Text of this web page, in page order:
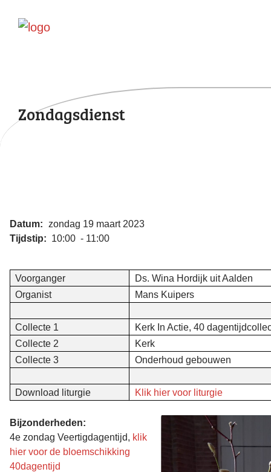
Zondagsdienst
Datum: zondag 19 maart 2023
Tijdstip: 10:00 - 11:00
Voorganger
Ds. Wina Hordijk uit Aalden
Organist
Mans Kuipers
Collecte 1
Kerk In Actie, 40
Collecte 2
Kerk
Collecte 3
Onderhoud gebouwen
Download liturgie Klik hier voor liturgie
Bijzonderheden:
4e zondag Veertigdagentijd, klik
hier voor de bloemschikking
40dagentijd